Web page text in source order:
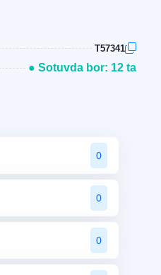
T57341
● Sotuvda bor: 12 ta
0
0
0